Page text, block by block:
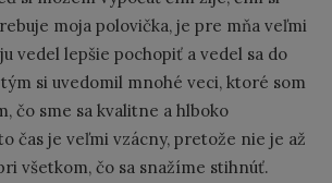
moja polovička, je pre mňa veľmi
vedel lepšie pochopiť a vedel sa do
si uvedomil mnohé veci, ktoré som
čo sme sa kvalitne a hlboko
čas je veľmi vzácny, pretože nie je až
všetkom, čo sa snažíme stihnúť.